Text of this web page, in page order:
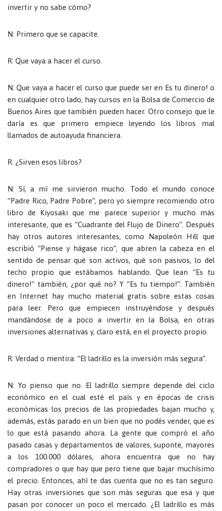
invertir y no sabe cómo?
N: Primero que se capacite.
R: Que vaya a hacer el curso.
N: Que vaya a hacer el curso que puede ser en Es tu dinero! o
en cualquier otro lado, hay cursos en la Bolsa de Comercio de
Buenos Aires que también pueden hacer. Otro consejo que le
daría es que primero empiece leyendo los libros mal
llamados de autoayuda financiera.
R: ¿Sirven esos libros?
N: Sí, a mí me sirvieron mucho. Todo el mundo conoce
“Padre Rico, Padre Pobre”, pero yo siempre recomiendo otro
libro de Kiyosaki que me parece superior y mucho más
interesante, que es “Cuadrante del Flujo de Dinero”. Después
hay otros autores interesantes, como Napoleón Hill que
escribió “Piense y hágase rico”, que abren la cabeza en el
sentido de pensar qué son activos, qué son pasivos, lo del
techo propio que estábamos hablando. Que lean “Es tu
dinero!” también, ¿por qué no? Y “Es tu tiempo!”. También
en Internet hay mucho material gratis sobre estas cosas
para leer. Pero que empiecen instruyéndose y después
mandándose de a poco a invertir en la Bolsa, en otras
inversiones alternativas y, claro está, en el proyecto propio.
R: Verdad o mentira: “El ladrillo es la inversión más segura”.
N: Yo pienso que no. El ladrillo siempre depende del ciclo
económico en el cual esté el país y en épocas de crisis
económicas los precios de las propiedades bajan mucho y,
además, estás parado en un bien que no podés vender, que es
lo que está pasando ahora. La gente que compró el año
pasado casas y departamentos de valores, suponte, mayores
a los 100.000 dólares, ahora encuentra que no hay
compradores o que hay que pero tiene que bajar muchísimo
el precio. Entonces, ahí te das cuenta que no es tan seguro.
Hay otras inversiones que son más seguras que esa y que
pasan por conocer un poco el mercado. ¿El ladrillo es más